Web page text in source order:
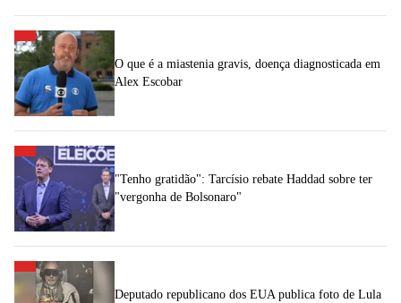
O que é a miastenia gravis, doença diagnosticada em
Alex Escobar
"Tenho gratidão": Tarcísio rebate Haddad sobre ter
"vergonha de Bolsonaro"
Deputado republicano dos EUA publica foto de Lula